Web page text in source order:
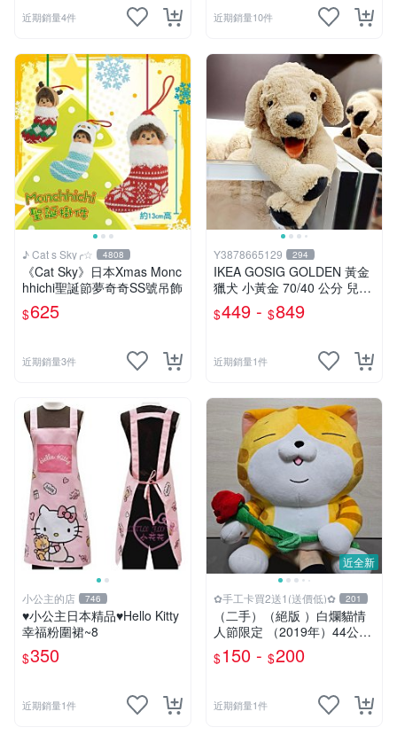
近期銷量4件 近期銷量10件
♪ Cat s Sky╭☆ 4808
《Cat Sky》日本Xmas Monc
hhichi聖誕節夢奇奇SS號吊飾
$625
近期銷量3件
Y3878665129 294
IKEA GOSIG GOLDEN 黃金
獵犬 小黃金 70/40 公分 兒童
擺飾 玩偶 大狗 小狗 狗
$449 - $849
近期銷量1件
小公主的店 746
♥小公主日本精品♥Hello Kitty
幸福粉圍裙~8
$350
近期銷量1件
近全新
✿手工卡買2送1(送價低)✿ 201
（二手）（絕版 ）白爛貓情
人節限定 （2019年）44公分
大娃＆雞腿爛
$150 - $200
近期銷量1件